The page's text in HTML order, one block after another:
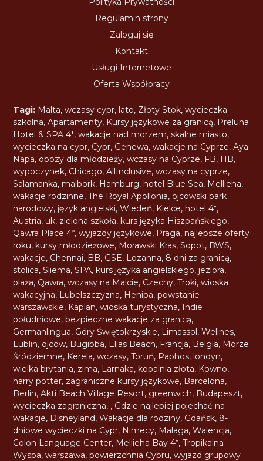
Regulamin strony
Zaloguj się
Kontakt
Usługi Internetowe
Oferta Współpracy
Tagi: Malta,wczasy cypr, lato, Złoty Stok,wycieczka
szkolna,Apartamenty, Kursy językowe za granicą, Preluna
Hotel & SPA 4*,wakacje nad morzem,skalne miasto,
wycieczka na cypr, Cypr, Genewa,wakacje na Cyprze,Aya
Napa, obozy dla młodzieży,wczasy na Cyprze, FB, HB,
wypoczynek, Chicago,AllInclusive,wczasy na cyprze,
Salamanka, malbork, Hamburg, hotel Blue Sea, Mellieha,
wakacje rodzinne,The Royal Apollonia, ojcowski park
narodowy, język angielski,Wiedeń, Kielce, hotel 4*,
Austria, uk, zielona szkoła, kurs języka Hiszpańskiego,
Qawra Place 4*,wyjazdy językowe, Praga, najlepsze oferty
roku, kursy młodzieżowe, Morawski Kras,Sopot, BWS,
wakacje, Chennai, BB, GSE, Lozanna, 8 dni za granicą,
stolica,Sliema,SPA, kurs języka angielskiego, jeziora,
plaża, Qawra,wczasy na Malcie, Czechy,Troki,wioska
wakacyjna, Lubelszczyzna, Henipa,powstanie
warszawskie, Kaplan,wioska turystyczna, Indie
południowe,bezpieczne wakacje za granicą,
Germanlingua, Góry Świętokrzyskie, Limassol,Wellnes,
Lublin, ojców, Bugibba, Elias Beach, Francja, Belgia, Morze
Śródziemne, Kerela,wczasy,Toruń, Paphos, londyn,
wielka brytania, zima, Larnaka, kopalnia złota, Kowno,
harry potter, zagraniczne kursy językowe, Barcelona,
Berlin,Akti Beach Village Resort, greenwich, Budapeszt,
wycieczka zagraniczna, , Gdzie najlepiej pojechać na
wakacje, Disneyland,Wakacje dla rodziny, Gdańsk, 8-
dniowe wycieczki na Cypr, Nimecy, Malaga,Walencja,
Colon Language Center, Mellieha Bay 4*,Tropikalna
Wyspa,warszawa,powierzchnia Cypru,wyjazd grupowy